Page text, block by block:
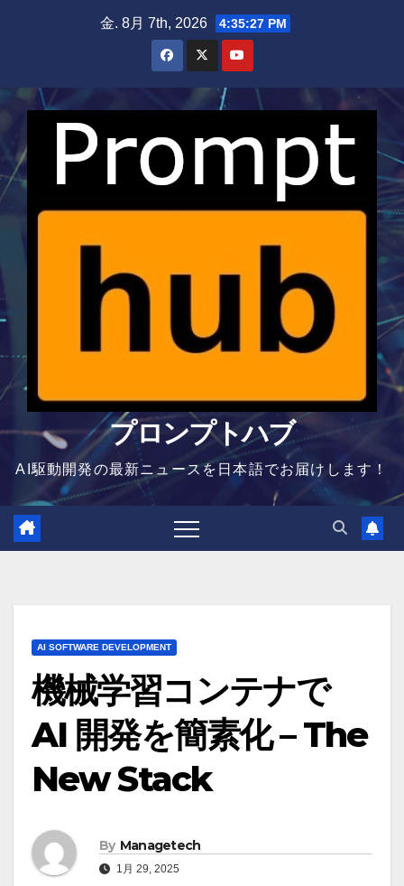
金. 8月 7th, 2026 4:35:28 PM
プロンプトハブ
AI駆動開発の最新ニュースを日本語でお届けします！
AI SOFTWARE DEVELOPMENT
機械学習コンテナで
AI 開発を簡素化 – The
New Stack
By Managetech
1月 29, 2025